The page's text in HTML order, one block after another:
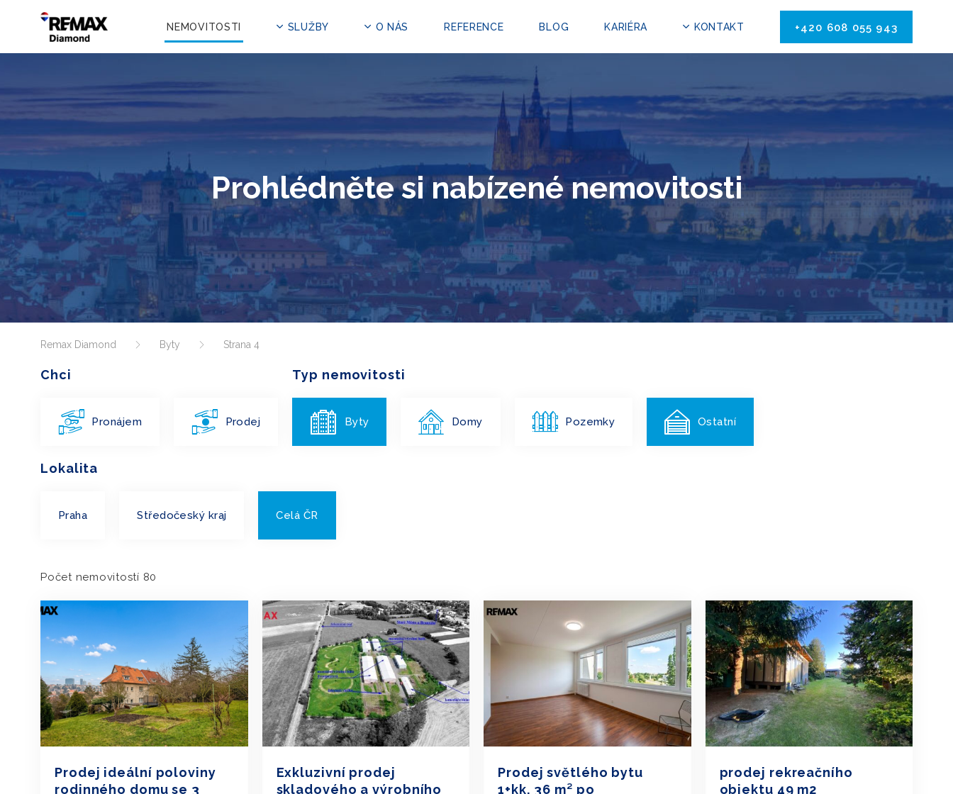
NEMOVITOSTI SLUŽBY O NÁS REFERENCE BLOG KARIÉRA KONTAKT +420 608 055 943
Prohlédněte si nabízené nemovitosti
Remax Diamond Byty Strana 4
Chci
Pronájem Prodej
Typ nemovitosti
Byty Domy Pozemky Ostatní
Lokalita
Praha Středočeský kraj Celá ČR
Počet nemovitostí 80
Prodej ideální poloviny
rodinného domu se 3
Exkluzivní prodej
skladového a výrobního
Prodej světlého bytu
1+kk, 36 m² po
prodej rekreačního
objektu 49 m2